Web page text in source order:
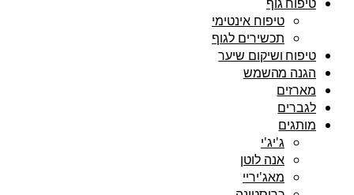
טיפוח אינטימי
תכשירים לגוף
טיפוח ושיקום שיער
הגנה מהשמש
מארזים
לגברים
מותגים
ג'יג'י
אנה לוטן
מאג'יריי